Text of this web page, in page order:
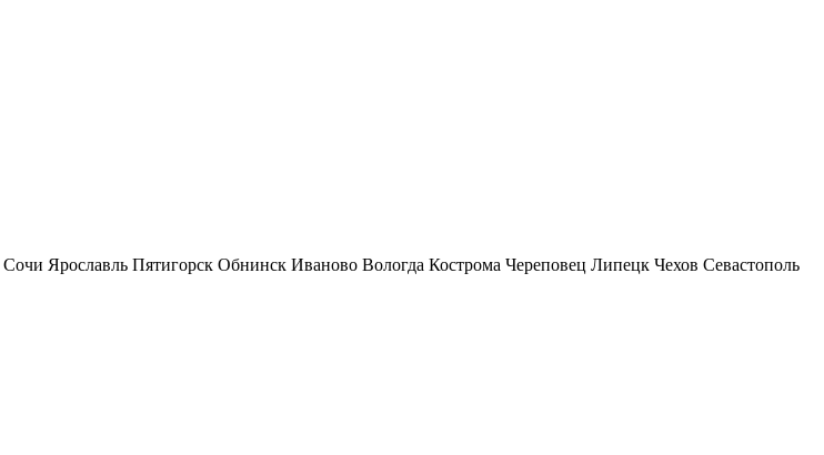
Сочи Ярославль Пятигорск Обнинск Иваново Вологда Кострома Череповец Липецк Чехов Севастополь